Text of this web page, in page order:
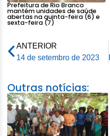
Prefeitura de Rio Branco
mantém unidades de saúde
abertas na quinta-feira (6) e
sexta-feira (7)
ANTERIOR
14 de setembro de 2023
Outras notícias: